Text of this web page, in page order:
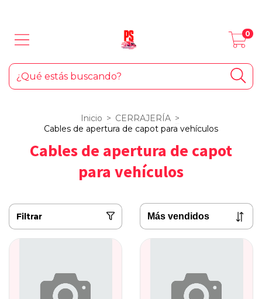
0
Inicio > CERRAJERÍA >
Cables de apertura de capot para vehículos
Cables de apertura de capot
para vehículos
Filtrar